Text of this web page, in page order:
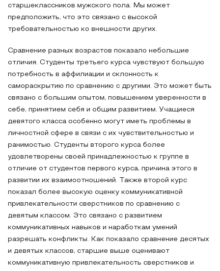
старшеклассников мужского пола. Мы может
предположить, что это связано с высокой
требовательностью ко внешности других.
Сравнение разных возрастов показало небольшие
отличия. Студенты третьего курса чувствуют большую
потребность в аффилиации и склонность к
самораскрытию по сравнению с другими. Это может быть
связано с большим опытом, повышением уверенности в
себе, принятием себя и общим развитием. Учащиеся
девятого класса особенно могут иметь проблемы в
личностной сфере в связи с их чувствительностью и
ранимостью. Студенты второго курса более
удовлетворены своей принадлежностью к группе в
отличие от студентов первого курса, причина этого в
развитии их взаимоотношений. Также второй курс
показал более высокую оценку коммуникативной
привлекательности сверстников по сравнению с
девятым классом. Это связано с развитием
коммуникативных навыков и наработкам умений
разрешать конфликты. Как показало сравнение десятых
и девятых классов, старшие выше оценивают
коммуникативную привлекательность сверстников и